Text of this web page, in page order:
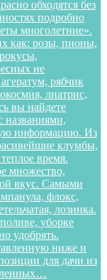
обходятся без
подробно
многолетние».
как: розы, пионы,
не
рябчик
лиатрис,
вы найдете
названиями,
информацию. Из
клумбы,
время.
множество,
вкус. Самыми
флокс,
лозинка.
уборке
удобрять.
ниже и
для дачи из